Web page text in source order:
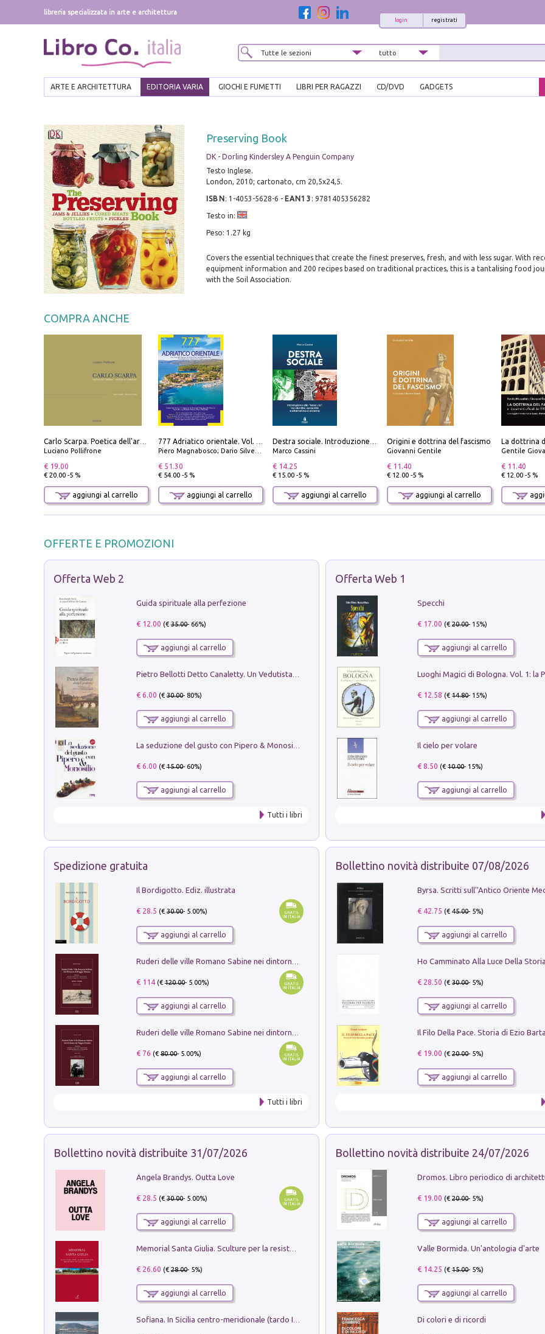
libreria specializzata in arte e architettura
registrati
login
ARTE E ARCHITETTURA EDITORIA VARIA GIOCHI E FUMETTI LIBRI PER RAGAZZI CD/DVD GADGETS
Preserving Book
DK - Dorling Kindersley A Penguin Company
Testo Inglese.
London, 2010; cartonato, cm 20,5x24,5.
ISBN : 1-4053-5628-6 - EAN13 : 9781405356282
Testo in:
Peso: 1.27 kg
Covers the essential techniques that create the finest preserves, fresh, and with less sugar. With
equipment information and 200 recipes based on traditional practices, this is a tantalising food
with the Soil Association.
COMPRA ANCHE
Luciano Pollifrone
€ 19.00
€ 20.00 -5 %
aggiungi al carrello
Piero Magnabosco; Dario Silvestro; Marco Sbrizzi
€ 51.30
€ 54.00 -5 %
aggiungi al carrello
Marco Cassini
€ 14.25
€ 15.00 -5 %
aggiungi al carrello
Origini e dottrina del fascismo
Giovanni Gentile
€ 11.40
€ 12.00 -5 %
aggiungi al carrello
Gentile
€ 11.40
€ 12.00 -5 %
OFFERTE E PROMOZIONI
Offerta Web 2
Guida spirituale alla perfezione
€ 12.00 (€35.00- 66%)
aggiungi al carrello
€ 6.00 (€30.00- 80%)
aggiungi al carrello
€ 6.00 (€15.00- 60%)
aggiungi al carrello
Tutti i libri
Offerta Web 1
Specchi
€ 17.00 (€20.00- 15%)
aggiungi al carrello
€ 12.58 (€14.80- 15%)
aggiungi al carrello
Il cielo per volare
€ 8.50 (€10.00- 15%)
aggiungi al carrello
Spedizione gratuita
Il Bordigotto. Ediz. illustrata
€ 28.5 (€30.00- 5.00%)
aggiungi al carrello
€ 114(€120.00- 5.00%)
aggiungi al carrello
€ 76 (€80.00- 5.00%)
aggiungi al carrello
Tutti i libri
Bollettino novità distribuite 07/08/2026
€ 42.75 (€45.00- 5%)
aggiungi al carrello
€ 28.50 (€30.00- 5%)
aggiungi al carrello
€ 19.00 (€20.00- 5%)
aggiungi al carrello
Bollettino novità distribuite 31/07/2026
Angela Brandys. Outta Love
€ 28.5 (€30.00- 5.00%)
aggiungi al carrello
Memorial Santa Giulia. Sculture per la resistenza Monchio di Palagano
€ 26.60 (€28.00- 5%)
aggiungi al carrello
Bollettino novità distribuite 24/07/2026
€ 19.00 (€20.00- 5%)
aggiungi al carrello
Valle Bormida. Un'antologia d'arte
€ 14.25 (€15.00- 5%)
aggiungi al carrello
Di colori e di ricordi